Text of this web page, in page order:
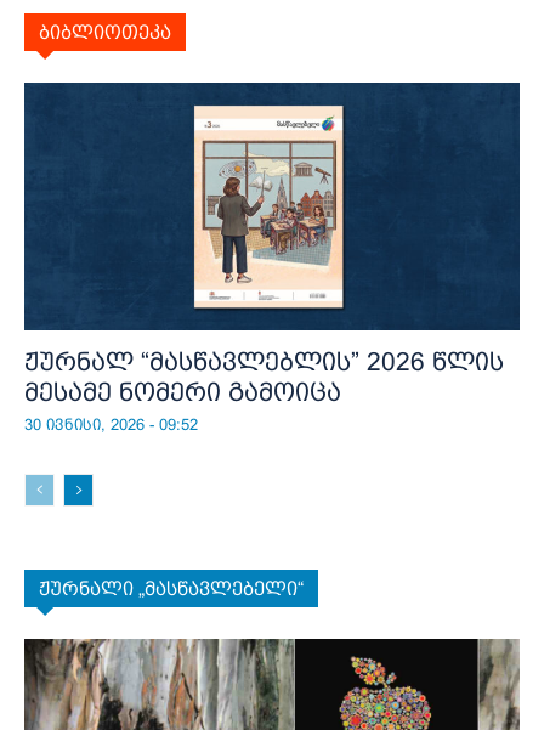
ბიბლიოთეკა
ჟურნალ “მასწავლებლის” 2026 წლის
მესამე ნომერი გამოიცა
30 ივნისი, 2026 - 09:52
ჟურნალი „მასწავლებელი“